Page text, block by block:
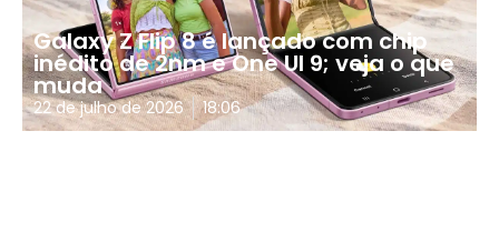
Galaxy Z Flip 8 é lançado com chip
inédito de 2nm e One UI 9; veja o que
muda
22 de julho de 2026 18:06